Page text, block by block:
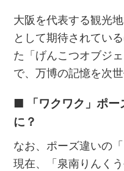
大阪を代表する観光
として期待されてい
た「げんこつオブジ
で、万博の記憶を次
■ 「ワクワク」ポー
に？
なお、ポーズ違いの
現在、「泉南りんく